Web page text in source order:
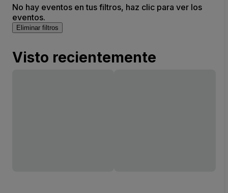
No hay eventos en tus filtros, haz clic para ver los
eventos.
Eliminar filtros
Visto recientemente